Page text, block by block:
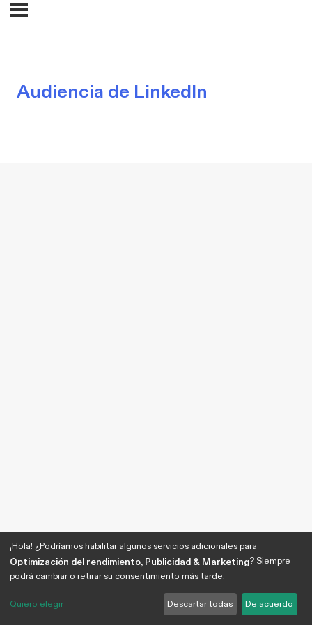
Audiencia de LinkedIn
¡Hola! ¿Podríamos habilitar algunos servicios adicionales para
Optimización del rendimiento, Publicidad & Marketing? Siempre
podrá cambiar o retirar su consentimiento más tarde.
Quiero elegir Descartar todas De acuerdo